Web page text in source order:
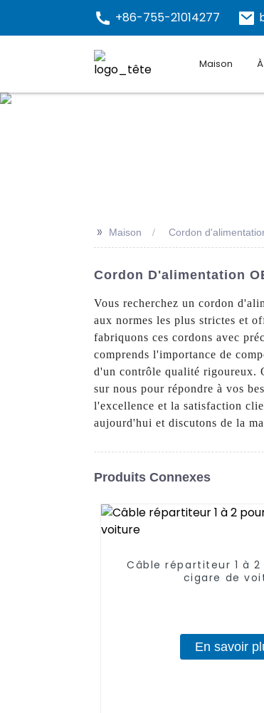
+86-755-21014277
Maison
>> Maison Cordon
Cordon D'alimentation
Vous recherchez un cordon
aux normes les plus strictes et
fabriquons ces cordons avec
comprends l'importance de
d'un contrôle qualité rigoureux.
sur nous pour répondre à vos
l'excellence et la satisfaction
aujourd'hui et discutons de la
Produits Connexes
Câble répartiteur 1 à
cigare de
En savoir